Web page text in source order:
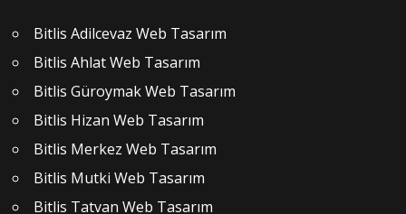
Bitlis Adilcevaz Web Tasarım
Bitlis Ahlat Web Tasarım
Bitlis Güroymak Web Tasarım
Bitlis Hizan Web Tasarım
Bitlis Merkez Web Tasarım
Bitlis Mutki Web Tasarım
Bitlis Tatvan Web Tasarım